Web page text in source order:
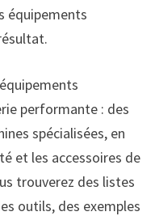
équipements
performante : des
spécialisées, en
et les accessoires de
trouverez des listes
outils, des exemples